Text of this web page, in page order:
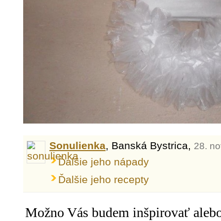
Sonulienka, Banská Bystrica, 28.
Ďalšie jeho nápady
Ďalšie jeho recepty
Možno Vás budem inšpirovať